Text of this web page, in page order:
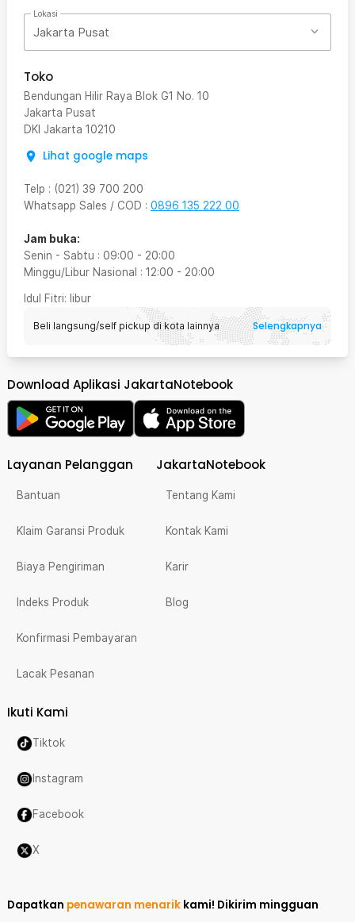
Lokasi
Jakarta Pusat
Toko
Bendungan Hilir Raya Blok G1 No. 10
Jakarta Pusat
DKI Jakarta 10210
Lihat google maps
Telp : (021) 39 700 200
Whatsapp Sales / COD : 0896 135 222 00
Jam buka:
Senin - Sabtu : 09:00 - 20:00
Minggu/Libur Nasional : 12:00 - 20:00
Idul Fitri: libur
Beli langsung/self pickup di kota lainnya Selengkapnya
Download Aplikasi JakartaNotebook
Layanan Pelanggan
Bantuan
Klaim Garansi Produk
Biaya Pengiriman
Indeks Produk
Konfirmasi Pembayaran
Lacak Pesanan
JakartaNotebook
Tentang Kami
Kontak Kami
Karir
Blog
Ikuti Kami
Tiktok
Instagram
Facebook
X
Dapatkan penawaran menarik kami! Dikirim mingguan